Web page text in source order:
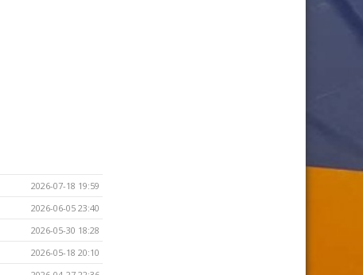
2026-07-18 19:59
2026-06-05 23:40
2026-05-30 18:28
2026-05-18 20:10